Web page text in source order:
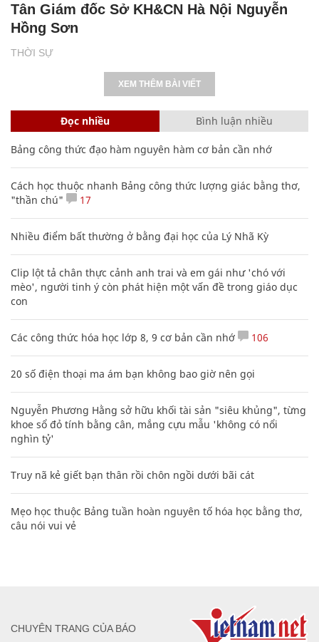
THỜI SỰ
Tân Giám đốc Sở KH&CN Hà Nội Nguyễn
Hồng Sơn
XEM THÊM BÀI VIẾT
Đọc nhiều Bình luận nhiều
Bảng công thức đạo hàm nguyên hàm cơ bản cần nhớ
Cách học thuộc nhanh Bảng công thức lượng giác bằng thơ,
"thần chú"
17
Nhiều điểm bất thường ở bằng đại học của Lý Nhã Kỳ
Clip lột tả chân thực cảnh anh trai và em gái như 'chó với
mèo', người tinh ý còn phát hiện một vấn đề trong giáo dục
con
Các công thức hóa học lớp 8, 9 cơ bản cần nhớ 106
20 số điện thoại ma ám bạn không bao giờ nên gọi
Nguyễn Phương Hằng sở hữu khối tài sản "siêu khủng", từng
khoe sổ đỏ tính bằng cân, mắng cựu mẫu 'không có nổi
nghìn tỷ'
Truy nã kẻ giết bạn thân rồi chôn ngồi dưới bãi cát
Mẹo học thuộc Bảng tuần hoàn nguyên tố hóa học bằng thơ,
câu nói vui vẻ
CHUYÊN TRANG CỦA BÁO